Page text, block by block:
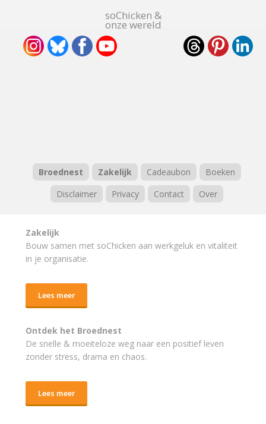
soChicken &
onze wereld
Broednest Zakelijk Cadeaubon
Boeken
Disclaimer
Privacy Contact Over
Zakelijk
Bouw samen met soChicken aan werkgeluk en vitaliteit
in je organisatie.
Lees meer
Ontdek het Broednest
De snelle & moeiteloze weg naar een positief leven
zonder stress, drama en chaos.
Lees meer